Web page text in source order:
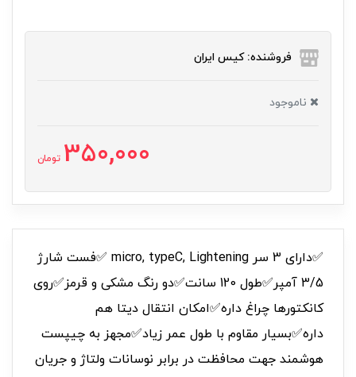
فروشنده: کیس ایران
ناموجود
350,000 تومان
✅دارای 3 سر micro, typeC, Lightening ✅فست شارژ
3/5 آمپر✅طول 120 سانت✅دو رنگ مشکی و قرمز✅روی
کانکتورها چراغ داره✅امکان انتقال دیتا هم
داره✅بسیار مقاوم با طول عمر زیاد✅مجهز به چیپست
هوشمند جهت محافظت در برابر نوسانات ولتاژ و جریان